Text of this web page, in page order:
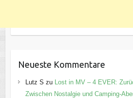
Neueste Kommentare
Lutz S zu Lost in MV – 4 EVER:
Zwischen Nostalgie und Camping-